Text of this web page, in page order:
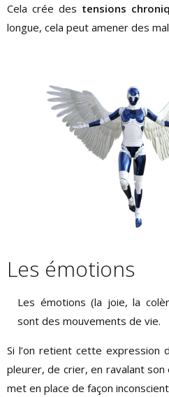
Cela crée des tensions
longue, cela peut amener des
Les émotions
Les émotions (la joie, la
sont des mouvements de vie.
Si l’on retient cette expression
pleurer, de crier, en ravalant
met en place de façon